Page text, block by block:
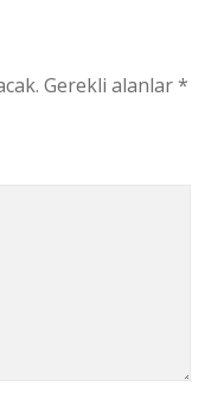
Gerekli alanlar*